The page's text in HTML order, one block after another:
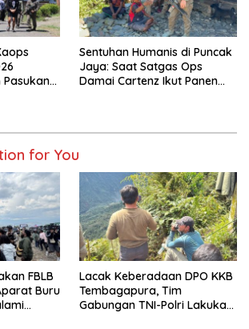
Pasukan
Sentuhan Humanis di Puncak
Jaya: Saat Satgas Ops
Damai Cartenz Ikut Panen
for You
FBLB
Buru
Lacak Keberadaan DPO KKB
Tembagapura, Tim
Gabungan TNI-Polri Lakukan